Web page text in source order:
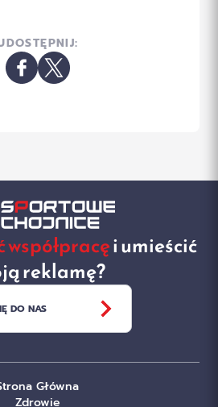
i umieścić
reklamę?
DO NAS
Główna
Zdrowie